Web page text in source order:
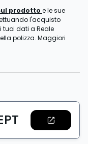
prodotto e le sue
l'acquisto
tuoi dati a Reale
polizza. Maggiori